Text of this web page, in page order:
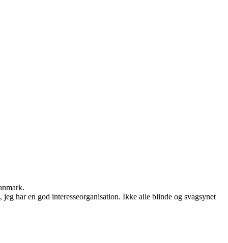
har en god interesseorganisation. Ikke alle blinde og svagsynet